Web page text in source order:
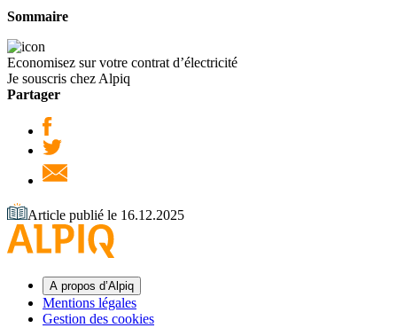
Sommaire
Economisez sur votre contrat d’électricité
Je souscris chez Alpiq
Partager
Article publié le 16.12.2025
A propos d’Alpiq
Mentions légales
Gestion des cookies